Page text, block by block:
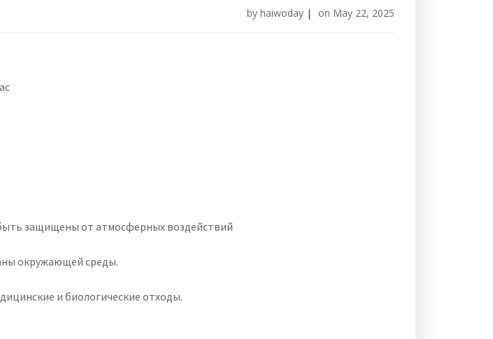
by haiwoday | on May 22, 2025
защищены от атмосферных воздействий
окружающей среды.
и биологические отходы.